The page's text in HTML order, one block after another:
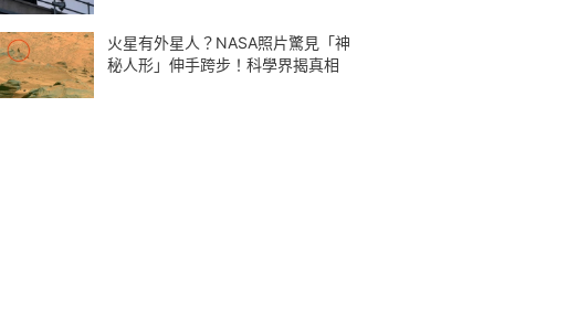
火星有外星人？NASA照片驚見「神
秘人形」伸手跨步！科學界揭真相